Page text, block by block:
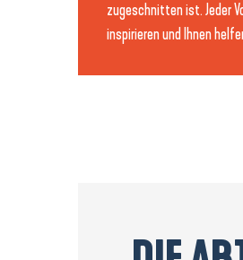
zugeschnitten ist. Jeder
inspirieren und Ihnen